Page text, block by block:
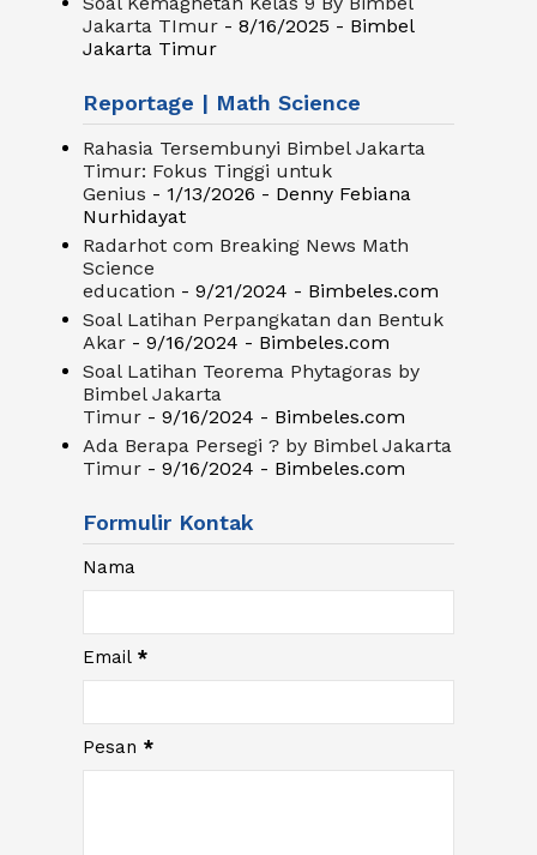
Jakarta TImur - 8/16/2025 - Bimbel
Jakarta Timur
Reportage | Math Science
Rahasia Tersembunyi Bimbel Jakarta
Timur: Fokus Tinggi untuk
Genius - 1/13/2026 - Denny Febiana
Nurhidayat
Radarhot com Breaking News Math
Science
education - 9/21/2024 - Bimbeles.com
Soal Latihan Perpangkatan dan Bentuk
Akar - 9/16/2024 - Bimbeles.com
Soal Latihan Teorema Phytagoras by
Bimbel Jakarta
Timur - 9/16/2024 - Bimbeles.com
Ada Berapa Persegi ? by Bimbel Jakarta
Timur - 9/16/2024 - Bimbeles.com
Formulir Kontak
Nama
Email *
Pesan *